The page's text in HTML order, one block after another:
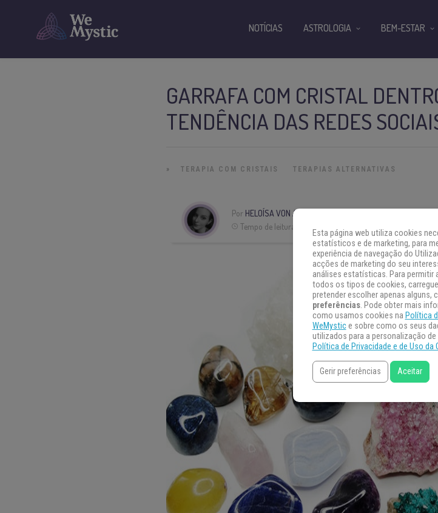
GARRAFA COM CRISTAL
TENDÊNCIA DAS REDES
» TERAPIA COM CRISTAIS TERAPIAS ALTERNATIVAS
Por HELOÍSA VON AH
Tempo de leitura:
NOTÍCIAS ASTROLOGIA BEM-ESTAR
Esta página web utiliza cookies
estatísticos e de marketing, para
experiência de navegação do
acções de marketing do seu
análises estatísticas. Para permitir
todos os tipos de cookies,
pretender escolher apenas alguns,
preferências. Pode obter mais
como usamos cookies na Política
WeMystice sobre como os seus
utilizados para a personalização de
Política de Privacidade e de Uso da
Gerir preferências Aceitar